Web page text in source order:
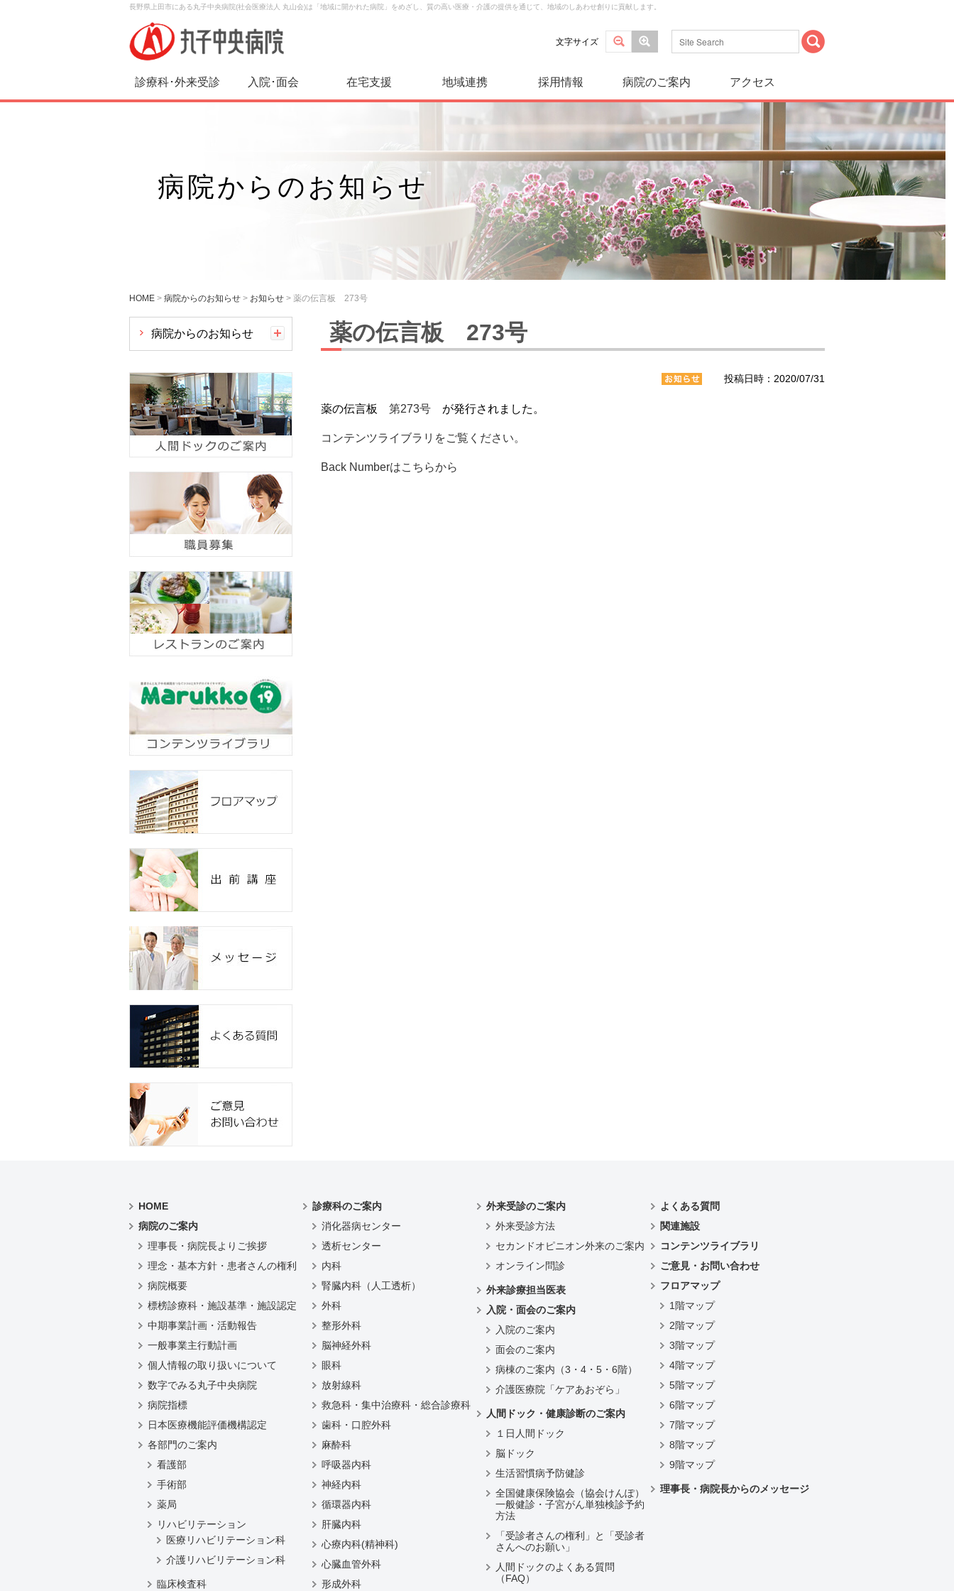
長野県上田市にある丸子中央病院(社会医療法人 丸山会)は「地域に開かれた病院」をめざし、質の高い医療・介護の提供を通じて、地域のしあわせ創りに貢献します。
文字サイズ
診療科･外来受診 入院･面会 在宅支援 地域連携 採用情報 病院のご案内 アクセス
病院からのお知らせ
HOME > 病院からのお知らせ > お知らせ > 薬の伝言板 273号
薬の伝言板 273号
投稿日時：2020/07/31
薬の伝言板 第273号 が発行されました。
コンテンツライブラリをご覧ください。
Back Numberはこちらから
病院からのお知らせ
HOME
病院のご案内
理事長・病院長よりご挨拶
理念・基本方針・患者さんの権利
病院概要
標榜診療科・施設基準・施設認定
中期事業計画・活動報告
一般事業主行動計画
個人情報の取り扱いについて
数字でみる丸子中央病院
病院指標
日本医療機能評価機構認定
各部門のご案内
看護部
手術部
薬局
リハビリテーション
医療リハビリテーション科
介護リハビリテーション科
臨床検査科
診療科のご案内
消化器病センター
透析センター
内科
腎臓内科（人工透析）
外科
整形外科
脳神経外科
眼科
放射線科
救急科・集中治療科・総合診療科
歯科・口腔外科
麻酔科
呼吸器内科
神経内科
循環器内科
肝臓内科
心療内科(精神科)
心臓血管外科
形成外科
外来受診のご案内
外来受診方法
セカンドオピニオン外来のご案内
オンライン問診
外来診療担当医表
入院・面会のご案内
入院のご案内
面会のご案内
病棟のご案内（3・4・5・6階）
介護医療院「ケアあおぞら」
人間ドック・健康診断のご案内
１日人間ドック
脳ドック
生活習慣病予防健診
全国健康保険協会（協会けんぽ）
一般健診・子宮がん単独検診予約
方法
「受診者さんの権利」と「受診者
さんへのお願い」
人間ドックのよくある質問
（FAQ）
よくある質問
関連施設
コンテンツライブラリ
ご意見・お問い合わせ
フロアマップ
1階マップ
2階マップ
3階マップ
4階マップ
5階マップ
6階マップ
7階マップ
8階マップ
9階マップ
理事長・病院長からのメッセージ